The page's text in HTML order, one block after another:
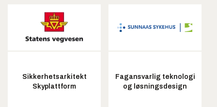
Sikkerhetsarkitekt
Skyplattform
Fagansvarlig teknologi
og løsningsdesign